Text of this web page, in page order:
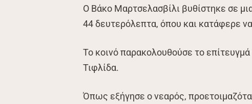
Ο Βάκο Μαρτσελασβίλι βυθίστηκε σε
44 δευτερόλεπτα, όπου και κατάφερε
Το κοινό παρακολουθούσε το
Τιφλίδα.
Όπως εξήγησε ο νεαρός,